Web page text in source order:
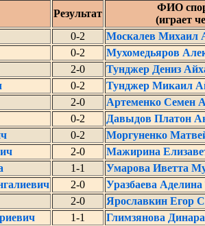
Результат
ФИО
(играет
0-2 Москалев Михаил
0-2 Мухомедьяров
2-0 Тунджер Дениз
0-2 Тунджер Микаил
2-0 Артеменко Семен
0-2 Давыдов Платон
0-2 Моргуненко
2-0 Мажирина
1-1 Умарова Иветта
2-0 Уразбаева
2-0 Ярославкин Егор
1-1 Глимзянова